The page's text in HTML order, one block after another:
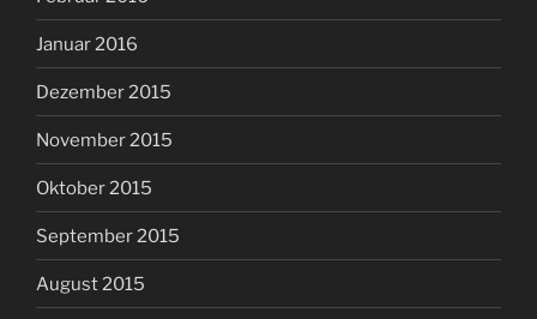
Januar 2016
Dezember 2015
November 2015
Oktober 2015
September 2015
August 2015